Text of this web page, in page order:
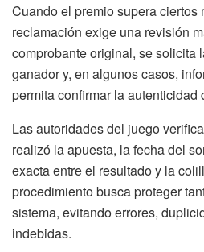
Cuando el premio supera ciertos
reclamación exige una revisión
comprobante original, se solicita
ganador y, en algunos casos,
permita confirmar la autenticidad
Las autoridades del juego
realizó la apuesta, la fecha del
exacta entre el resultado y la
procedimiento busca proteger
sistema, evitando errores,
indebidas.